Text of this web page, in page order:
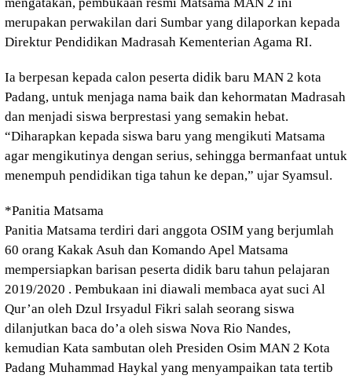
merupakan perwakilan dari Sumbar yang dilaporkan kepada
Direktur Pendidikan Madrasah Kementerian Agama RI.
Ia berpesan kepada calon peserta didik baru MAN 2 kota
Padang, untuk menjaga nama baik dan kehormatan Madrasah
dan menjadi siswa berprestasi yang semakin hebat.
“Diharapkan kepada siswa baru yang mengikuti Matsama
agar mengikutinya dengan serius, sehingga bermanfaat untuk
menempuh pendidikan tiga tahun ke depan,” ujar Syamsul.
*Panitia Matsama
Panitia Matsama terdiri dari anggota OSIM yang berjumlah
60 orang Kakak Asuh dan Komando Apel Matsama
mempersiapkan barisan peserta didik baru tahun pelajaran
2019/2020 . Pembukaan ini diawali membaca ayat suci Al
Qur’an oleh Dzul Irsyadul Fikri salah seorang siswa
dilanjutkan baca do’a oleh siswa Nova Rio Nandes,
kemudian Kata sambutan oleh Presiden Osim MAN 2 Kota
Padang Muhammad Haykal yang menyampaikan tata tertib